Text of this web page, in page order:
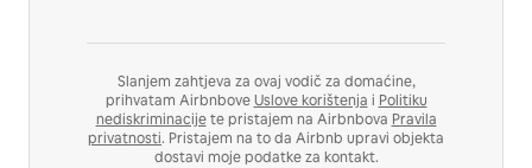
Slanjem zahtjeva za ovaj vodič za domaćine,
prihvatam AirbnboveUslove korištenja i Politiku
nediskriminacijete pristajem na Airbnbova Pravila
privatnosti. Pristajem na to da Airbnb upravi objekta
dostavi moje podatke za kontakt.